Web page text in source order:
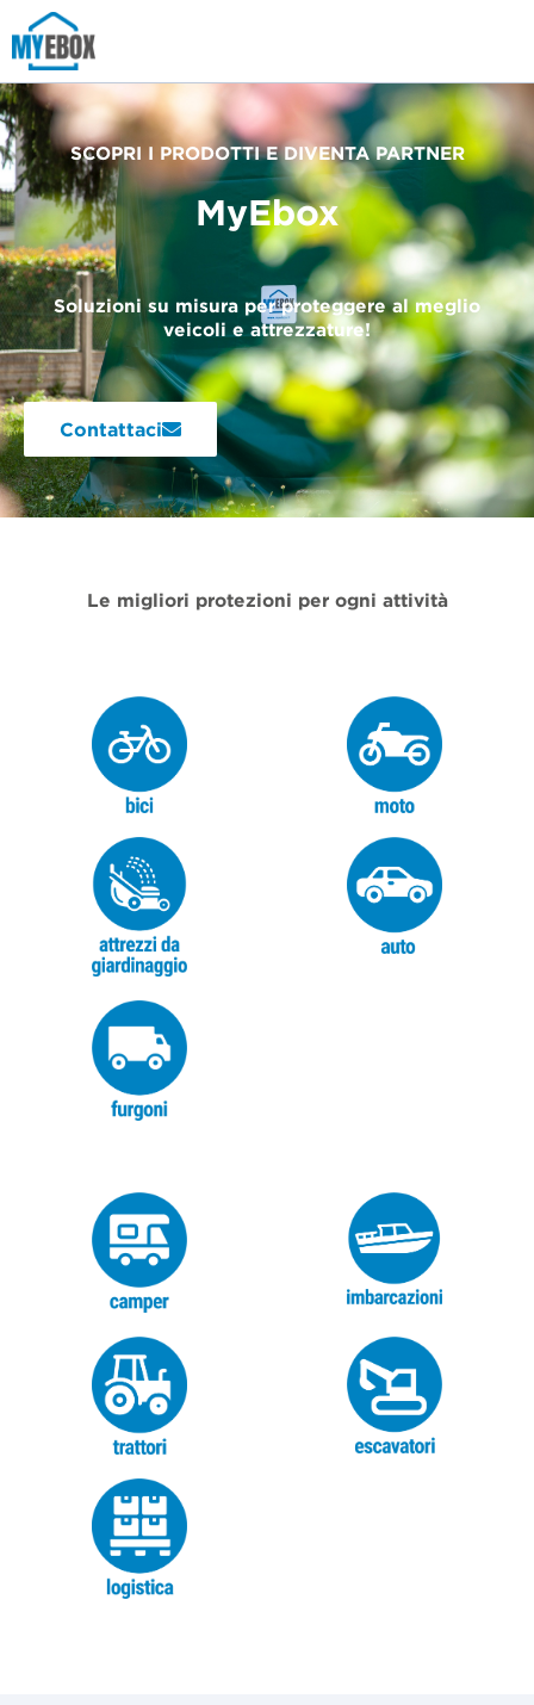
contenuto
SCOPRI I PRODOTTI E DIVENTA PARTNER
MyEbox
Soluzioni su misura per proteggere al meglio
veicoli e attrezzature!
Contattaci
Le migliori protezioni per ogni attività